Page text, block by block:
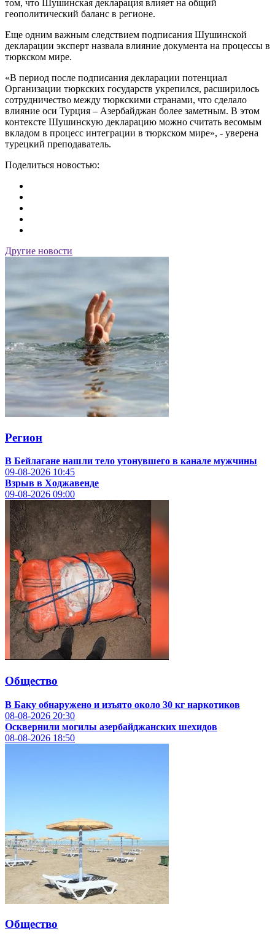
том, что Шушинская декларация влияет на общий
геополитический баланс в регионе.
Еще одним важным следствием подписания Шушинской
декларации эксперт назвала влияние документа на процессы в
тюркском мире.
«В период после подписания декларации потенциал
Организации тюркских государств укрепился, расширилось
сотрудничество между тюркскими странами, что сделало
влияние оси Турция – Азербайджан более заметным. В этом
контексте Шушинскую декларацию можно считать весомым
вкладом в процесс интеграции в тюркском мире», - уверена
турецкий преподаватель.
Поделиться новостью:
Другие новости
Регион
В Бейлагане нашли тело утонувшего в канале мужчины
09-08-2026 10:45
Взрыв в Ходжавенде
09-08-2026 09:00
Общество
В Баку обнаружено и изъято около 30 кг наркотиков
08-08-2026 20:30
Осквернили могилы азербайджанских шехидов
08-08-2026 18:50
Общество